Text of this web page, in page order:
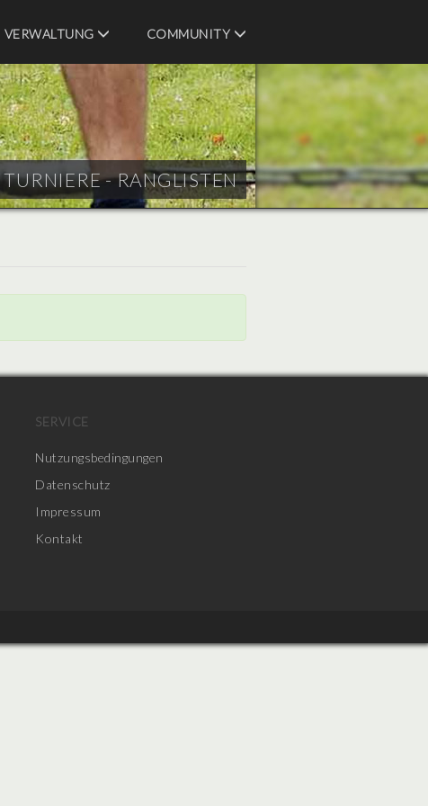
VERWALTUNG COMMUNITY
- RANGLISTEN
SERVICE
Nutzungsbedingungen
Datenschutz
Impressum
Kontakt